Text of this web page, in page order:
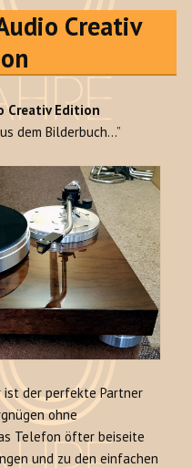
Creativ
Creativ Edition
dem Bilderbuch…”
ist der perfekte Partner
ohne
Telefon öfter beiseite
und zu den einfachen